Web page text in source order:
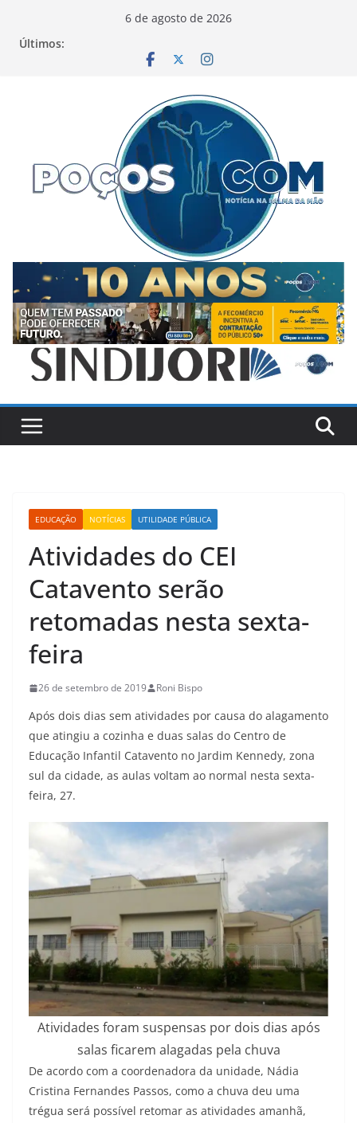
6 de agosto de 2026
Últimos:
EDUCAÇÃO NOTÍCIAS UTILIDADE PÚBLICA
Atividades do CEI
Catavento serão
retomadas nesta sexta-
feira
26 de setembro de 2019 Roni Bispo
Após dois dias sem atividades por causa do alagamento
que atingiu a cozinha e duas salas do Centro de
Educação Infantil Catavento no Jardim Kennedy, zona
sul da cidade, as aulas voltam ao normal nesta sexta-
feira, 27.
Atividades foram suspensas por dois dias após
salas ficarem alagadas pela chuva
De acordo com a coordenadora da unidade, Nádia
Cristina Fernandes Passos, como a chuva deu uma
trégua será possível retomar as atividades amanhã,